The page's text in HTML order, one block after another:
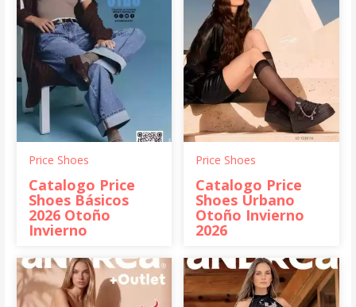
Price Shoes
Catalogo Price
Shoes Básicos
2026 Otoño
Invierno
Price Shoes
Catalogo Price
Shoes Urbano
Otoño Invierno
2026